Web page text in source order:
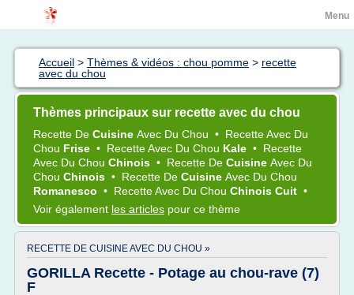
Menu
Accueil > Thèmes & vidéos : chou pomme > recette
avec du chou
Thèmes principaux sur recette avec du chou
Recette De Cuisine Avec Du Chou • RecetteAvec Du
Chou Frise • RecetteAvec Du Chou Kale • Recette
Avec Du Chou Chinois • Recette De Cuisine Avec Du
Chou Chinois • Recette De Cuisine Avec Du Chou
Romanesco • RecetteAvec Du Chou Chinois Cuit •
Voir également les articles pour ce thème
RECETTE DE CUISINE AVEC DU CHOU »
GORILLA Recette - Potage au chou-rave (7)
F